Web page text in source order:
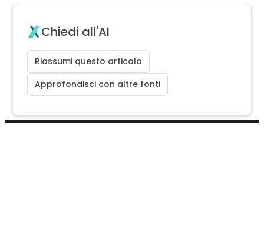
Chiedi all'AI
Riassumi questo articolo
Approfondisci con altre fonti